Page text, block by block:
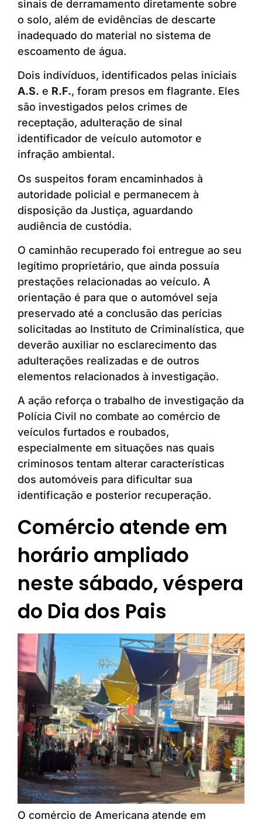
sinais de derramamento diretamente sobre
o solo, além de evidências de descarte
inadequado do material no sistema de
escoamento de água.
Dois indivíduos, identificados pelas iniciais
A.S. e R.F., foram presos em flagrante. Eles
são investigados pelos crimes de
receptação, adulteração de sinal
identificador de veículo automotor e
infração ambiental.
Os suspeitos foram encaminhados à
autoridade policial e permanecem à
disposição da Justiça, aguardando
audiência de custódia.
O caminhão recuperado foi entregue ao seu
legítimo proprietário, que ainda possuía
prestações relacionadas ao veículo. A
orientação é para que o automóvel seja
preservado até a conclusão das perícias
solicitadas ao Instituto de Criminalística, que
deverão auxiliar no esclarecimento das
adulterações realizadas e de outros
elementos relacionados à investigação.
A ação reforça o trabalho de investigação da
Polícia Civil no combate ao comércio de
veículos furtados e roubados,
especialmente em situações nas quais
criminosos tentam alterar características
dos automóveis para dificultar sua
identificação e posterior recuperação.
Comércio atende em
horário ampliado
neste sábado, véspera
do Dia dos Pais
O comércio de Americana atende em